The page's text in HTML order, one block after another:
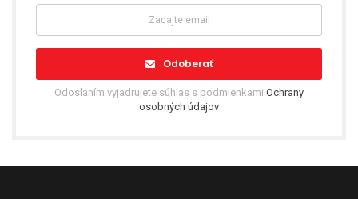
Odoberať
Odoslaním vyjadrujete súhlas s podmienkami Ochrany
osobných údajov